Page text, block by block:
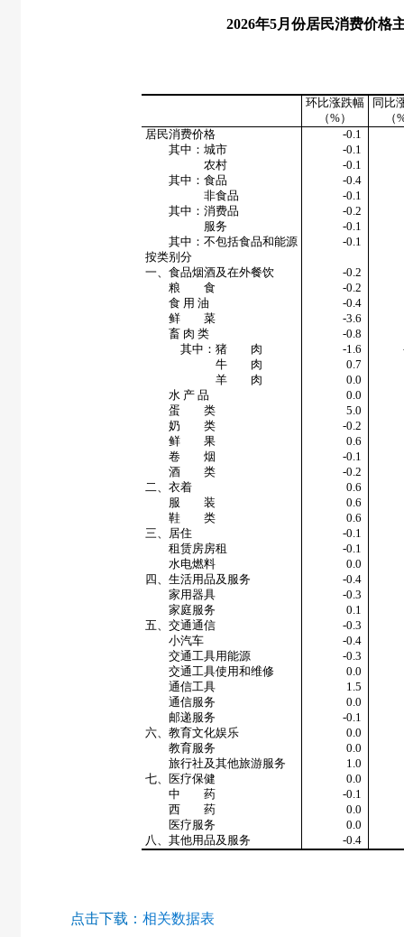
2026年5月份居民消费价格
环比涨跌幅
（%）
同比
（
居民消费价格
-0.1
其中：城市
-0.1
农村
-0.1
其中：食品
-0.4
非食品
-0.1
其中：消费品
-0.2
服务
-0.1
其中：不包括食品和能源
-0.1
按类别分
一、食品烟酒及在外餐饮
-0.2
粮 食
-0.2
食 用 油
-0.4
鲜 菜
-3.6
畜 肉 类
-0.8
其中：猪 肉
-1.6
牛 肉
0.7
羊 肉
0.0
水 产 品
0.0
蛋 类
5.0
奶 类
-0.2
鲜 果
0.6
卷 烟
-0.1
酒 类
-0.2
二、衣着
0.6
服 装
0.6
鞋 类
0.6
三、居住
-0.1
租赁房房租
-0.1
水电燃料
0.0
四、生活用品及服务
-0.4
家用器具
-0.3
家庭服务
0.1
五、交通通信
-0.3
小汽车
-0.4
交通工具用能源
-0.3
交通工具使用和维修
0.0
通信工具
1.5
通信服务
0.0
邮递服务
-0.1
六、教育文化娱乐
0.0
教育服务
0.0
旅行社及其他旅游服务
1.0
七、医疗保健
0.0
中 药
-0.1
西 药
0.0
医疗服务
0.0
八、其他用品及服务
-0.4
点击下载： 相关数据表